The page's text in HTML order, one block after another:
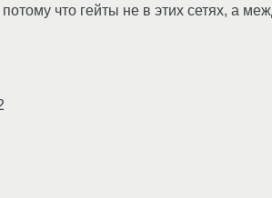
что гейты не в этих сетях, а